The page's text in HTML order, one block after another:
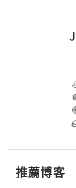
推薦博客